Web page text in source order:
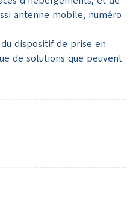
antenne mobile, numéro
dispositif de prise en
de solutions que peuvent